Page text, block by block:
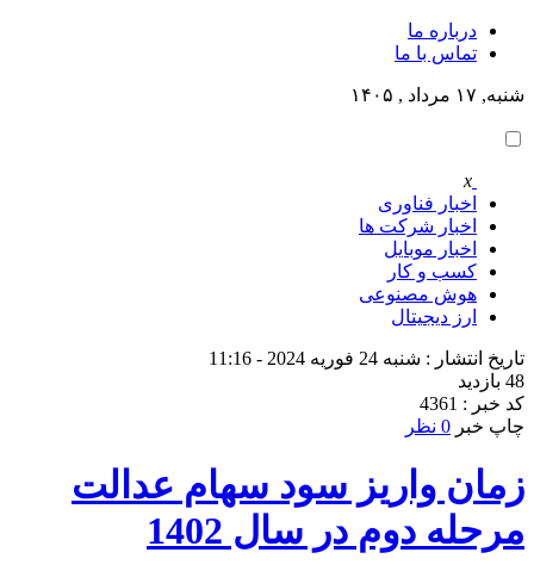
درباره ما
تماس با ما
شنبه, ۱۷ مرداد , ۱۴۰۵
x
اخبار فناوری
اخبار شرکت ها
اخبار موبایل
کسب و کار
هوش مصنوعی
ارز دیجیتال
تاریخ انتشار : شنبه 24 فوریه 2024 - 11:16
48 بازدید
کد خبر : 4361
چاپ خبر 0 نظر
زمان واریز سود سهام عدالت
مرحله دوم در سال 1402